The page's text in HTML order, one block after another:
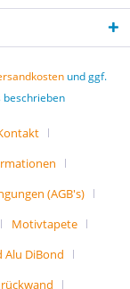
und ggf.
beschrieben
(AGB's)
Motivtapete
Alu DiBond